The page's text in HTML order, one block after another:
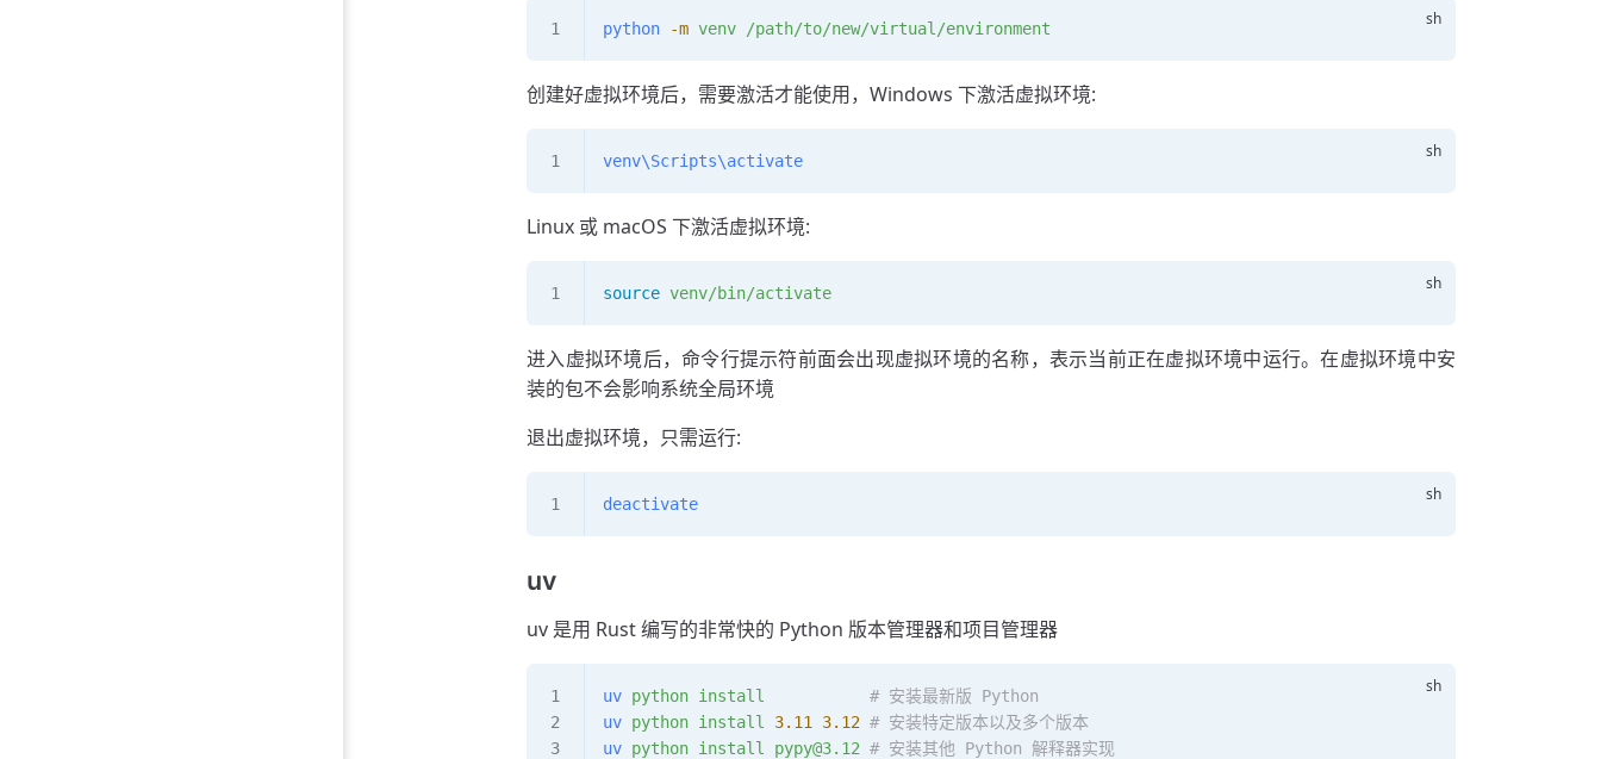
python -m venv /path/to/new/virtual/environment
创建好虚拟环境后，需要激活才能使用，Windows 下激活虚拟环境:
venv\Scripts\activate
Linux 或 macOS 下激活虚拟环境:
source venv/bin/activate
进入虚拟环境后，命令行提示符前面会出现虚拟环境的名称，表示当前正在虚拟环境中运行。在虚拟环境中安
装的包不会影响系统全局环境
退出虚拟环境，只需运行:
deactivate
uv
uv 是用 Rust 编写的非常快的 Python 版本管理器和项目管理器
uv python install
           # 安装最新版 Python
uv python install 3.11 3.12 # 安装特定版本以及多个版本
uv python install pypy@3.12 # 安装其他 Python 解释器实现